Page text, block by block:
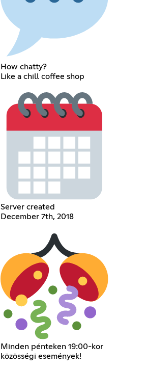
How chatty?
Like a chill coffee shop
Server created
December 7th, 2018
Minden pénteken 19:00-kor
közösségi események!